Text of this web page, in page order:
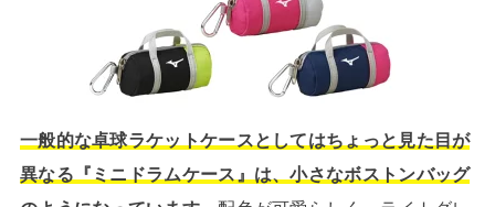
一般的な卓球ラケットケースとしてはちょっと見た目が
異なる『ミニドラムケース』は、小さなボストンバッグ